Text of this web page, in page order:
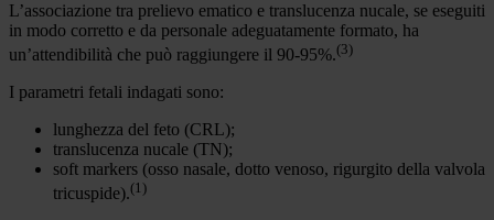
L’associazione tra prelievo ematico e translucenza nucale, se eseguiti
in modo corretto e da personale adeguatamente formato, ha
un’attendibilità che può raggiungere il 90-95%.(3)
I parametri fetali indagati sono:
lunghezza del feto (CRL);
translucenza nucale (TN);
soft markers (osso nasale, dotto venoso, rigurgito della valvola
tricuspide).(1)